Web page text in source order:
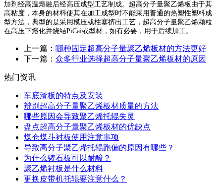
加剂经高温熔融后经高压成型工艺制成。超高分子量聚乙烯板由于其
高粘度，本身的材料使其在加工成型时不能采用普通的热塑性塑料成
型方法，典型的是采用模压或柱塞挤出工艺，超高分子量聚乙烯颗粒
在高压下熔化并烧结PiCai或型材，如有必要，用于后续加工。
上一篇： 哪种固定超高分子量聚乙烯板材的方法更好
下一篇： 众多行业选择超高分子量聚乙烯板材的原因
热门资讯
车底滑板的特点及安装
辨别超高分子量聚乙烯板材质量的方法
哪些原因会导致聚乙烯托辊失灵
盘点超高分子量聚乙烯板材的优缺点
煤仓煤斗衬板使用注意事项
导致高分子聚乙烯托辊跑偏的原因有哪些？
为什么铸石板可以耐酸？
聚乙烯衬板是什么材料
更换皮带机托辊要注意什么？